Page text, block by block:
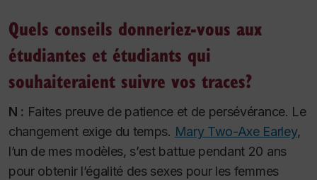
Quels conseils donneriez-vous aux
étudiantes et étudiants qui
souhaiteraient suivre vos traces?
N : Faites preuve de patience et de persévérance. Le
changement exige du temps. Mary Two-Axe Earley,
l’un de mes modèles, s’est battue pendant 20 ans
pour obtenir l’égalité des sexes pour les femmes